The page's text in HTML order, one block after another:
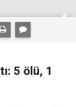
5 ölü, 1